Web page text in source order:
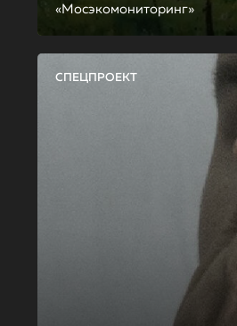
«Мосэкомониторинг»
СПЕЦПРОЕКТ